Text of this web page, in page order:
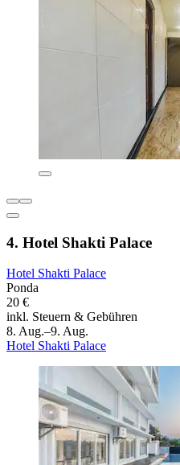
4. Hotel Shakti Palace
Hotel Shakti Palace
Ponda
20 €
inkl. Steuern & Gebühren
8. Aug.–9. Aug.
Hotel Shakti Palace